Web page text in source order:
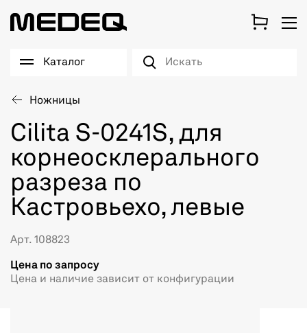
Каталог
Ножницы
Cilita S-0241S, для
корнеосклерального
разреза по
Кастровьехо, левые
Арт. 108823
Цена по запросу
Цена и наличие зависит от конфигурации